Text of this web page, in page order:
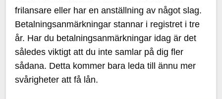
frilansare eller har en anställning av något slag.
Betalningsanmärkningar stannar i registret i tre
år. Har du betalningsanmärkningar idag är det
således viktigt att du inte samlar på dig fler
sådana. Detta kommer bara leda till ännu mer
svårigheter att få lån.